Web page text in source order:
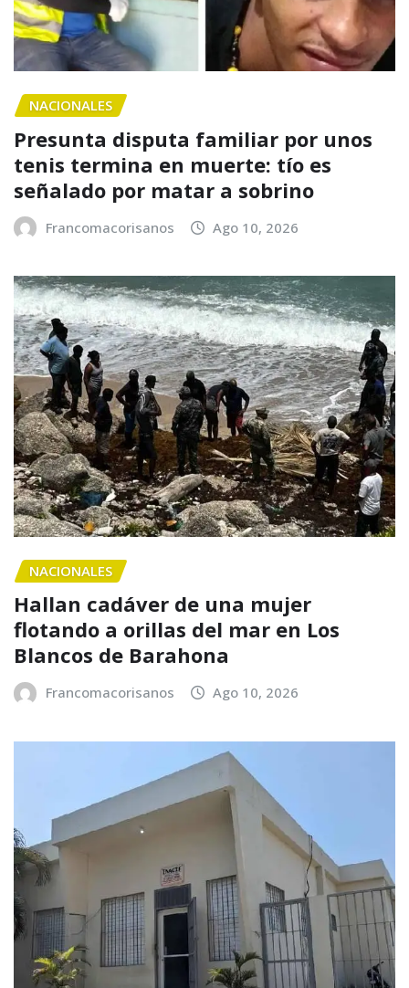
NACIONALES
Presunta disputa familiar por unos
tenis termina en muerte: tío es
señalado por matar a sobrino
Francomacorisanos Ago 10, 2026
NACIONALES
Hallan cadáver de una mujer
flotando a orillas del mar en Los
Blancos de Barahona
Francomacorisanos Ago 10, 2026